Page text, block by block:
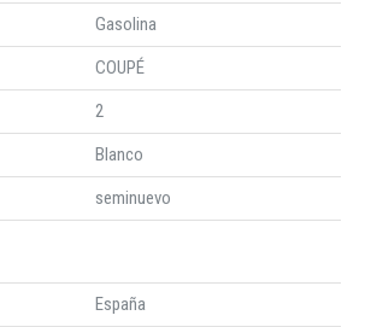
Gasolina
COUPÉ
2
Blanco
seminuevo
España